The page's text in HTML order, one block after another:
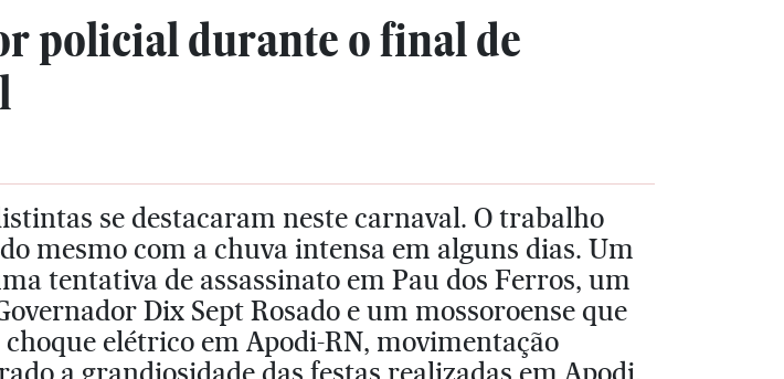
policial durante o final de
se destacaram neste carnaval. O trabalho
mesmo com a chuva intensa em alguns dias. Um
tentativa de assassinato em Pau dos Ferros, um
Dix Sept Rosado e um mossoroense que
elétrico em Apodi-RN, movimentação